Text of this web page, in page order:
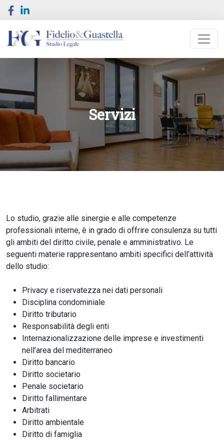
Servizi
Lo studio, grazie alle sinergie e alle competenze
professionali interne, è in grado di offrire consulenza su tutti
gli ambiti del diritto civile, penale e amministrativo. Le
seguenti materie rappresentano ambiti specifici dell’attività
dello studio:
Privacy e riservatezza nei dati personali
Disciplina condominiale
Diritto tributario
Responsabilità degli enti
Internazionalizzazione delle imprese e investimenti
nell’area del mediterraneo
Diritto bancario
Diritto societario
Penale societario
Diritto fallimentare
Arbitrati
Diritto ambientale
Diritto di famiglia